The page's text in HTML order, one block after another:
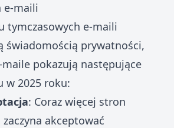
e-maili
tymczasowych e-maili
świadomością prywatności,
pokazują następujące
w 2025 roku:
: Coraz więcej stron
akceptować